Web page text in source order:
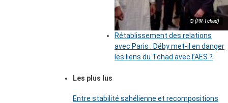
© (PR-Tchad)
Rétablissement des relations
avec Paris : Déby met-il en danger
les liens du Tchad avec l’AES ?
Les plus lus
Entre stabilité sahélienne et recompositions